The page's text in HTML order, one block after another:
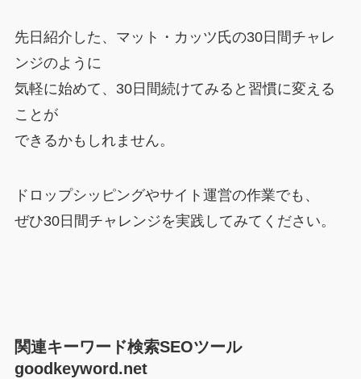
先日紹介した、マット・カッツ氏の30日間チャレ
ンジのように
気軽に始めて、30日間続けてみると習慣に変える
ことが
できるかもしれません。
ドロップシッピングやサイト運営の作業でも、
ぜひ30日間チャレンジを実践してみてください。
関連キーワード検索SEOツール
goodkeyword.net